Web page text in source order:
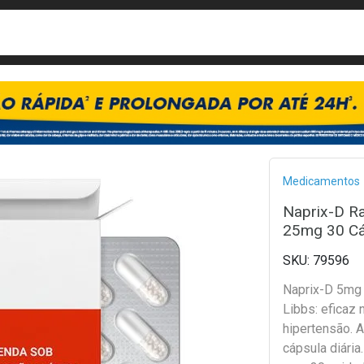
Medicamentos
Naprix-D
25mg 30
79596
Naprix-D
Libbs: eficaz
hipertensão.
cápsula